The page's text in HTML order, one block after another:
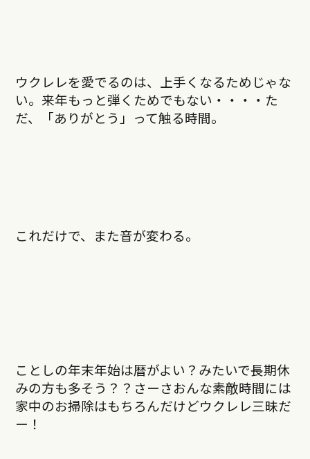
ウクレレを愛でるのは、上手くなるためじゃな
い。来年もっと弾くためでもない・・・・た
だ、「ありがとう」って触る時間。
これだけで、また音が変わる。
ことしの年末年始は暦がよい？みたいで長期休
みの方も多そう？？さーさおんな素敵時間には
家中のお掃除はもちろんだけどウクレレ三昧だ
ー！